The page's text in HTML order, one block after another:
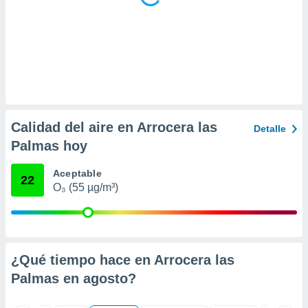
la
contenido
medir el
de la
el
de
de
de
Calidad del aire en Arrocera las
Palmas hoy
Detalle
22 Aceptable
O₃ (55 µg/m³)
¿Qué tiempo hace en Arrocera las
Palmas en agosto?